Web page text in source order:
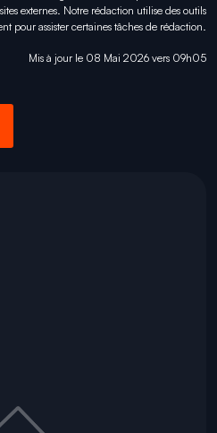
externes. Notre rédaction utilise des outils
pourassister certaines tâches de rédaction.
Mis à jour le 08 Mai 2026 vers 09h05